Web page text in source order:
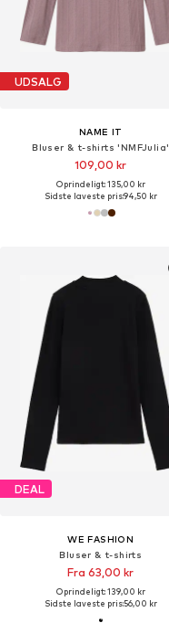
UDSALG
NAME IT
Bluser & t-shirts 'NMFJulia'
109,00 kr
Oprindeligt: 135,00 kr
Sidste laveste pris:94,50 kr
DEAL
WE FASHION
Bluser & t-shirts
Fra 63,00 kr
Oprindeligt: 139,00 kr
Sidste laveste pris:56,00 kr